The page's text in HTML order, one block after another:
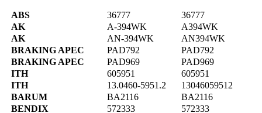
ABS 36777
36777
AK
A-394WK
A394WK
AK
AN-394WK
AN394WK
BRAKING APEC
PAD792
PAD792
BRAKING APEC
PAD969
PAD969
ITH
605951
605951
ITH
13.0460-5951.2
13046059512
BARUM
BA2116
BA2116
BENDIX
572333 572333